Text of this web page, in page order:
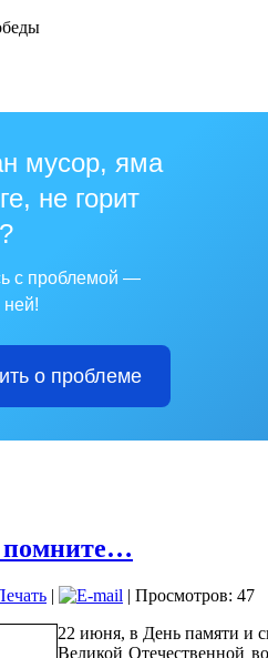
мусор, яма
не горит
с проблемой —
о проблеме
помните…
|
| Просмотров: 47
22 июня, в День памяти и
Великой Отечественной